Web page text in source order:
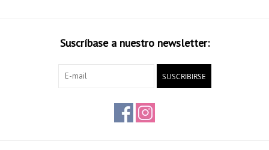
Suscríbase a nuestro newsletter:
SUSCRIBIRSE